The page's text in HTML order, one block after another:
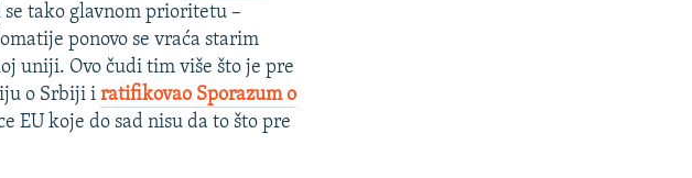
tako glavnom prioritetu –
ponovo se vraća starim
uniji. Ovo čudi tim više što je pre
o Srbiji iratifikovao Sporazum o
EU koje do sad nisu da to što pre